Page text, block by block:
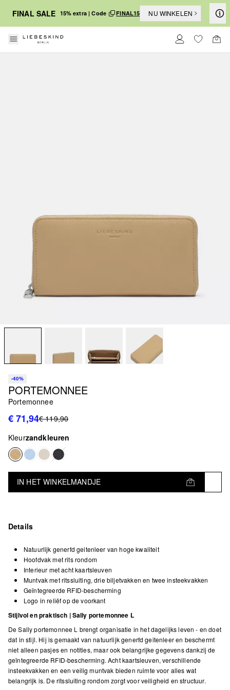
FINAL SALE 15% extra | Code FINAL15 NU WINKELEN
-40%
PORTEMONNEE
Portemonnee
€ 71,94€ 119,90
Kleurzandkleuren
IN HET WINKELMANDJE
Details
Natuurlijk generfd geitenleer van hoge kwaliteit
Hoofdvak met rits rondom
Interieur met acht kaartsleuven
Muntvak met ritssluiting, drie biljetvakken en twee insteekvakken
Geïntegreerde RFID-bescherming
Logo in reliëf op de voorkant
Stijlvol en praktisch | Sally portemonnee L
De Sally portemonnee L brengt organisatie in het dagelijks leven - en doet
dat in stijl. Hij is gemaakt van natuurlijk generfd geitenleer en beschermt
niet alleen pasjes en notities, maar ook belangrijke gegevens dankzij de
geïntegreerde RFID-bescherming. Acht kaartsleuven, verschillende
insteekvakken en een veilig muntvak bieden ruimte voor alles wat
belangrijk is. De ritssluiting rondom zorgt voor veiligheid en structuur.